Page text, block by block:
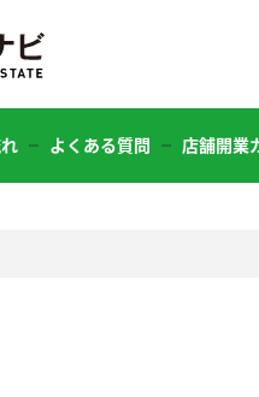
よくある質問 店舗開業